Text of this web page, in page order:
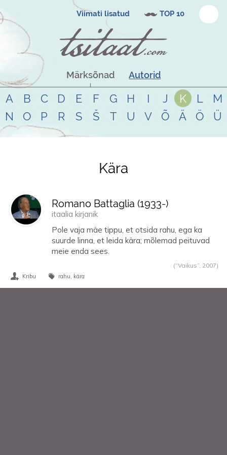
Viimati lisatud TOP 10
Märksõnad Autorid
A B C D E F G H I J K L
M
N
O P R S Š T U V Õ Ä Ö Ü
Tsitaadid teemalkära
Kära
Romano Battaglia (1933-)
itaalia kirjanik
Pole vaja mäe tippu, et otsida rahu, ega ka
suurde linna, et leida kära; mõlemad peituvad
meie enda sees.
(“Vaikus”, 2007)
Kribu rahu kära